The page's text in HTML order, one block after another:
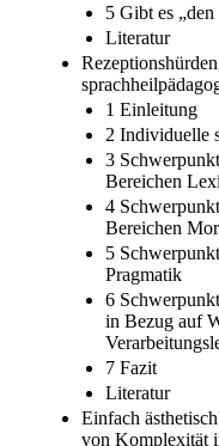
5 Gibt es
Literatur
1 Einleitung
2 Individuelle
3
Bereichen
4
Bereichen
5
Pragmatik
6
in Bezug auf
7 Fazit
Literatur
Einfach
von Komplexität